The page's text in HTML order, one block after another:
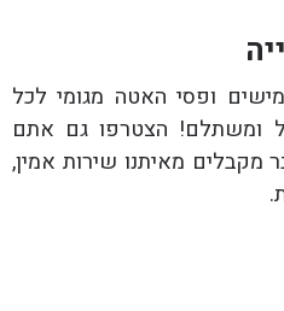
ופסי האטה מגומי לכל
ומשתלם! הצטרפו גם אתם
מאיתנו שירות אמין,